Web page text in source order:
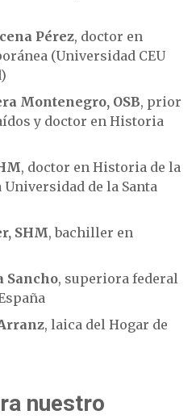
Pérez, doctor en
(Universidad CEU
Montenegro, OSB, prior
y doctor en Historia
, doctor en Historia de la
de la Santa
SHM, bachiller en
Sancho, superiora federal
, laica del Hogar de
nuestro